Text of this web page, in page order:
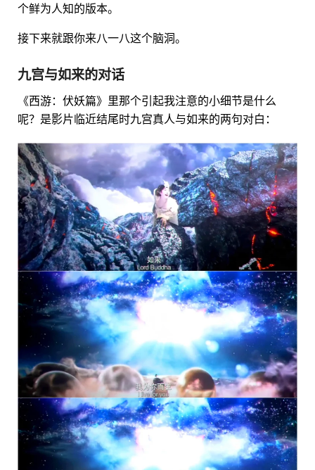
个鲜为人知的版本。
接下来就跟你来八一八这个脑洞。
九宫与如来的对话
《西游：伏妖篇》里那个引起我注意的小细节是什么
呢？是影片临近结尾时九宫真人与如来的两句对白：